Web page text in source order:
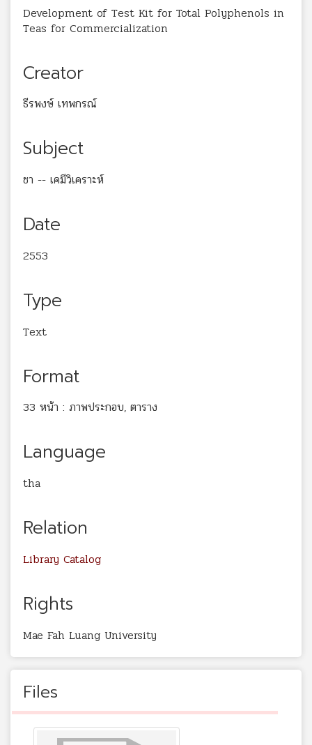
Development of Test Kit for Total Polyphenols in
Teas for Commercialization
Creator
ธีรพงษ์ เทพกรณ์
Subject
ชา -- เคมีวิเคราะห์
Date
2553
Type
Text
Format
33 หน้า : ภาพประกอบ, ตาราง
Language
tha
Relation
Library Catalog
Rights
Mae Fah Luang University
Files